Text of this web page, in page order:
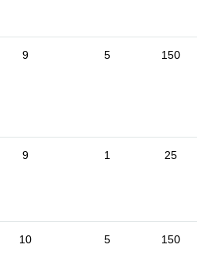
9 5 150
9 1 25
10 5 150